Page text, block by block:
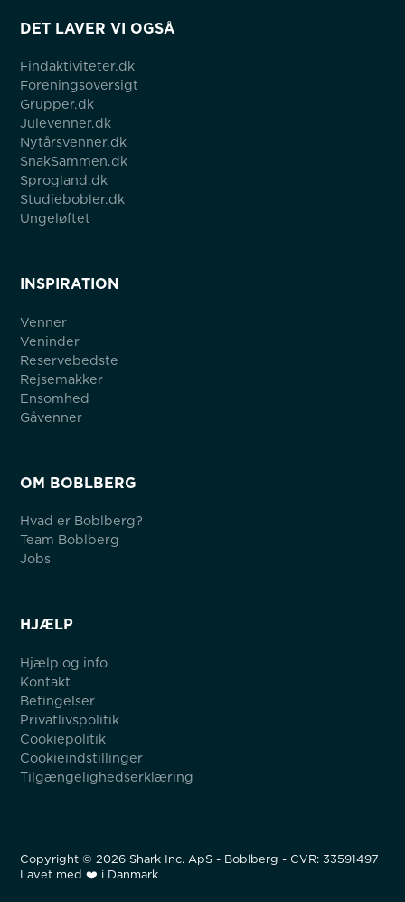
DET LAVER VI OGSÅ
Findaktiviteter.dk
Foreningsoversigt
Grupper.dk
Julevenner.dk
Nytårsvenner.dk
SnakSammen.dk
Sprogland.dk
Studiebobler.dk
Ungeløftet
INSPIRATION
Venner
Veninder
Reservebedste
Rejsemakker
Ensomhed
Gåvenner
OM BOBLBERG
Hvad er Boblberg?
Team Boblberg
Jobs
HJÆLP
Hjælp og info
Kontakt
Betingelser
Privatlivspolitik
Cookiepolitik
Cookieindstillinger
Tilgængelighedserklæring
Copyright © 2026 Shark Inc. ApS - Boblberg - CVR: 33591497
Lavet med ❤️ i Danmark